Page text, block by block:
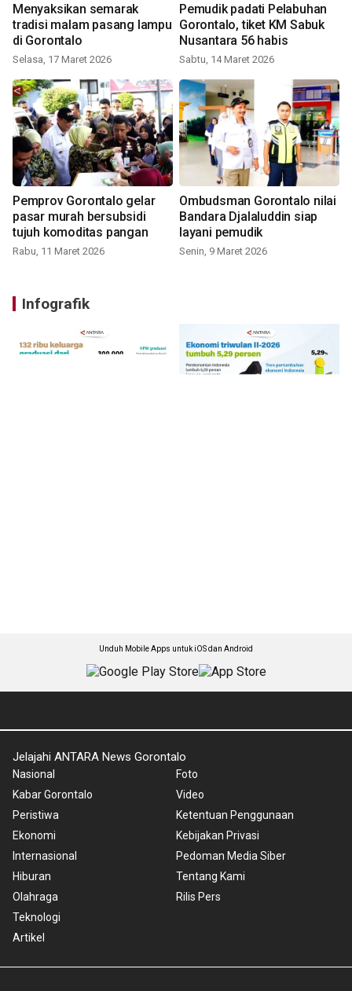
Menyaksikan semarak
tradisi malam pasang lampu
di Gorontalo
Selasa, 17 Maret 2026
Pemudik padati Pelabuhan
Gorontalo, tiket KM Sabuk
Nusantara 56 habis
Sabtu, 14 Maret 2026
Pemprov Gorontalo gelar
pasar murah bersubsidi
tujuh komoditas pangan
Rabu, 11 Maret 2026
Ombudsman Gorontalo nilai
Bandara Djalaluddin siap
layani pemudik
Senin, 9 Maret 2026
Infografik
Unduh Mobile Apps untuk iOS dan Android
Jelajahi ANTARA News Gorontalo
Nasional
Kabar Gorontalo
Peristiwa
Ekonomi
Internasional
Hiburan
Olahraga
Teknologi
Artikel
Foto
Video
Ketentuan Penggunaan
Kebijakan Privasi
Pedoman Media Siber
Tentang Kami
Rilis Pers